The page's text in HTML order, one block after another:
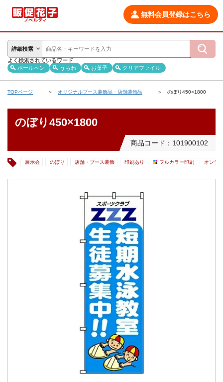
無料会員登録はこちら
詳細検索
よく検索されているワード
ボールペン
うちわ お菓子 クリアファイル
TOPページ オリジナルブース装飾品・店舗装飾品 のぼり450×1800
のぼり450×1800
商品コード：101900102
展示会 のぼり 店舗・ブース装飾 印刷あり フルカラー印刷 オンデ